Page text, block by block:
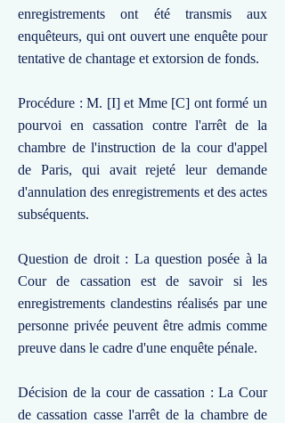
enregistrements ont été transmis aux
enquêteurs, qui ont ouvert une enquête pour
tentative de chantage et extorsion de fonds.
Procédure : M. [I] et Mme [C] ont formé un
pourvoi en cassation contre l'arrêt de la
chambre de l'instruction de la cour d'appel
de Paris, qui avait rejeté leur demande
d'annulation des enregistrements et des actes
subséquents.
Question de droit : La question posée à la
Cour de cassation est de savoir si les
enregistrements clandestins réalisés par une
personne privée peuvent être admis comme
preuve dans le cadre d'une enquête pénale.
Décision de la cour de cassation : La Cour
de cassation casse l'arrêt de la chambre de